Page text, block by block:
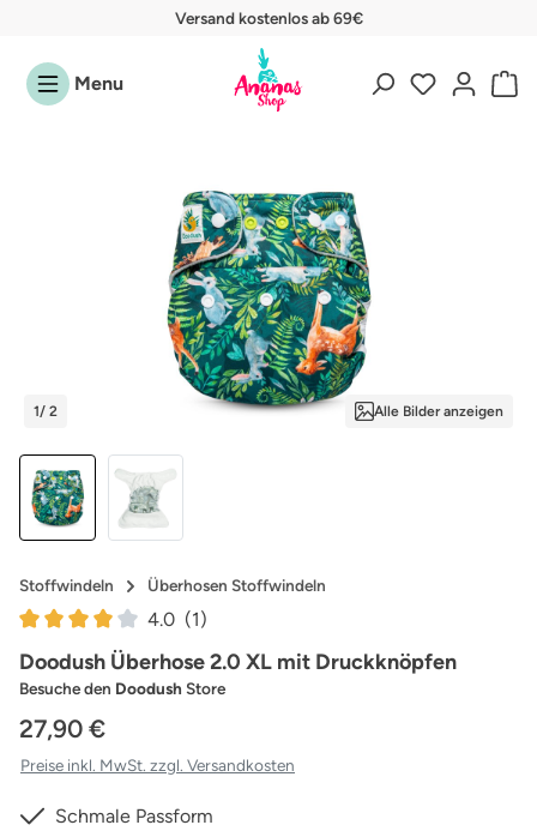
Zum Hauptinhalt springenVersand kostenlos ab 69€
Menu
1/ 2 Alle Bilder anzeigen
Stoffwindeln Überhosen Stoffwindeln
4.0 (1)
Doodush Überhose 2.0 XL mit Druckknöpfen
Besuche den Doodush Store
27,90 €
Preise inkl. MwSt. zzgl. Versandkosten
Schmale Passform